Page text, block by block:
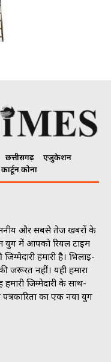
छत्तीसगढ़
एजुकेशन
कार्टून कोना
और सबसे तेज खबरों के
युग में आपको रियल टाइम
हमारी है। भिलाई-
जरूरत नहीं। यही हमारा
जिम्मेदारी के साथ-
का एक नया युग